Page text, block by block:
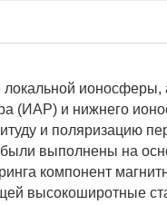
локальной ионосферы,
(ИАР) и нижнего
и поляризацию
выполнены на
компонент
высокоширотные